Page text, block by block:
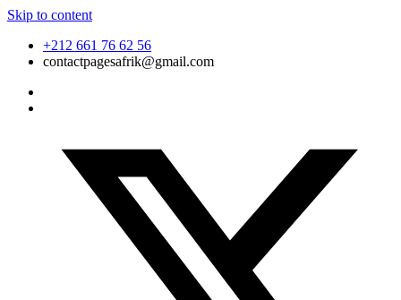
Skip to content
+212 661 76 62 56
contactpagesafrik@gmail.com